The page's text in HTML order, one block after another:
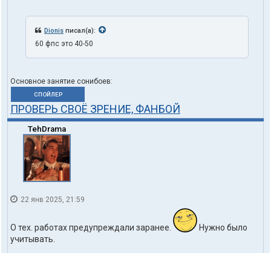
Dionis писал(а):
60 фпс это 40-50
Основное занятие сонибоев:
СПОЙЛЕР
ПРОВЕРЬ СВОЁ ЗРЕНИЕ, ФАНБОЙ
TehDrama
22 янв 2025, 21:59
О тех. работах предупреждали заранее.
Нужно было
учитывать.